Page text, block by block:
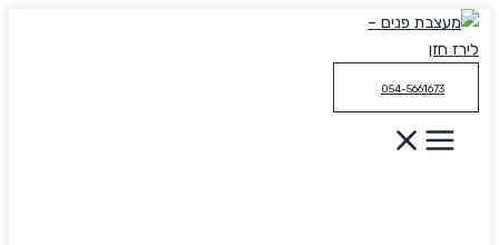
דילוג
לתוכן
054-5661673